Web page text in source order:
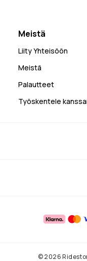
Meistä
Liity Yhteisöön
Meistä
Palautteet
Työskentele
© 2026